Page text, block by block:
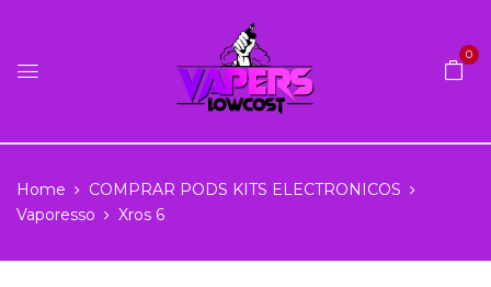
0
Home
COMPRAR PODS KITS ELECTRONICOS
Vaporesso
Xros 6